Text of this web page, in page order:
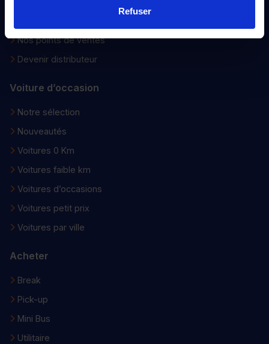
Refuser
Nos points de ventes
Devenir distributeur
Voiture d’occasion
Notre sélection
Nouveautés
Voitures 0 Km
Voitures faible km
Voitures d’occasions
Voitures petit prix
Voitures par ville
Acheter
Break
Pick-up
Mini Bus
Utilitaire